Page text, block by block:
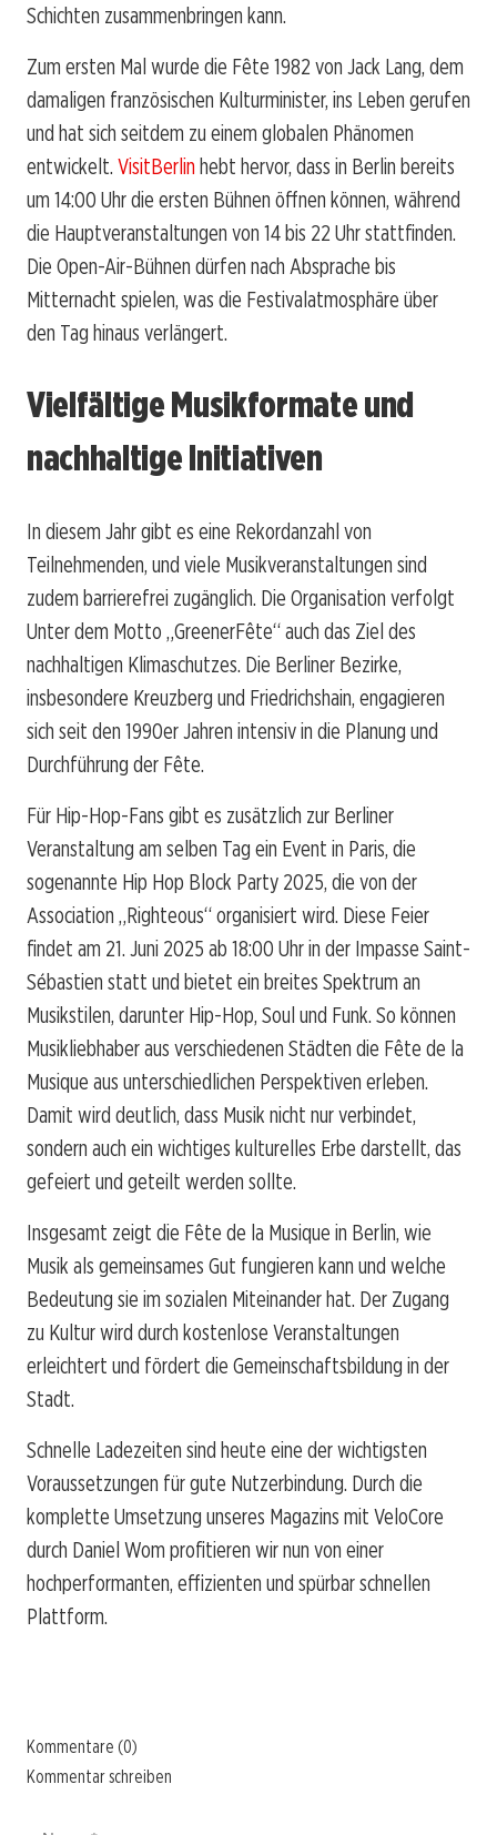
Schichten zusammenbringen kann.
Zum ersten Mal wurde die Fête 1982 von Jack Lang, dem
damaligen französischen Kulturminister, ins Leben gerufen
und hat sich seitdem zu einem globalen Phänomen
entwickelt. VisitBerlin hebt hervor, dass in Berlin bereits
um 14:00 Uhr die ersten Bühnen öffnen können, während
die Hauptveranstaltungen von 14 bis 22 Uhr stattfinden.
Die Open-Air-Bühnen dürfen nach Absprache bis
Mitternacht spielen, was die Festivalatmosphäre über
den Tag hinaus verlängert.
Vielfältige Musikformate und
nachhaltige Initiativen
In diesem Jahr gibt es eine Rekordanzahl von
Teilnehmenden, und viele Musikveranstaltungen sind
zudem barrierefrei zugänglich. Die Organisation verfolgt
Unter dem Motto „GreenerFête“ auch das Ziel des
nachhaltigen Klimaschutzes. Die Berliner Bezirke,
insbesondere Kreuzberg und Friedrichshain, engagieren
sich seit den 1990er Jahren intensiv in die Planung und
Durchführung der Fête.
Für Hip-Hop-Fans gibt es zusätzlich zur Berliner
Veranstaltung am selben Tag ein Event in Paris, die
sogenannte Hip Hop Block Party 2025, die von der
Association „Righteous“ organisiert wird. Diese Feier
findet am 21. Juni 2025 ab 18:00 Uhr in der Impasse Saint-
Sébastien statt und bietet ein breites Spektrum an
Musikstilen, darunter Hip-Hop, Soul und Funk. So können
Musikliebhaber aus verschiedenen Städten die Fête de la
Musique aus unterschiedlichen Perspektiven erleben.
Damit wird deutlich, dass Musik nicht nur verbindet,
sondern auch ein wichtiges kulturelles Erbe darstellt, das
gefeiert und geteilt werden sollte.
Insgesamt zeigt die Fête de la Musique in Berlin, wie
Musik als gemeinsames Gut fungieren kann und welche
Bedeutung sie im sozialen Miteinander hat. Der Zugang
zu Kultur wird durch kostenlose Veranstaltungen
erleichtert und fördert die Gemeinschaftsbildung in der
Stadt.
Schnelle Ladezeiten sind heute eine der wichtigsten
Voraussetzungen für gute Nutzerbindung. Durch die
komplette Umsetzung unseres Magazins mit VeloCore
durch Daniel Wom profitieren wir nun von einer
hochperformanten, effizienten und spürbar schnellen
Plattform.
Kommentare (0)
Kommentar schreiben